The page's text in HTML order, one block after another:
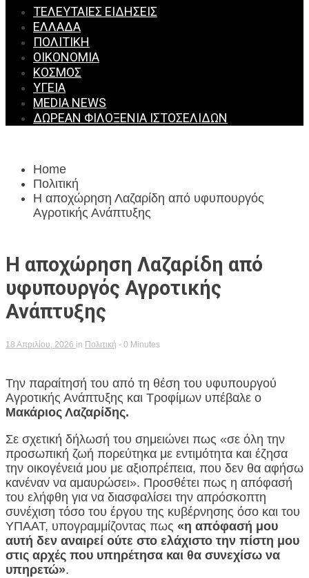
ΤΕΛΕΥΤΑΊΕΣ ΕΙΔΉΣΕΙΣ
ΕΛΛΆΔΑ
ΠΟΛΙΤΙΚΉ
ΟΙΚΟΝΟΜΊΑ
ΚΌΣΜΟΣ
ΥΓΕΊΑ
MEDIA NEWS
ΔΩΡΕΆΝ ΦΙΛΟΞΕΝΊΑ ΙΣΤΟΣΕΛΊΔΩΝ
Home
Πολιτική
Η αποχώρηση Λαζαρίδη από υφυπουργός
Αγροτικής Ανάπτυξης
Η αποχώρηση Λαζαρίδη από
υφυπουργός Αγροτικής
Ανάπτυξης
18 Απριλίου, 2026 in Πολιτική - 0 Minutes
Την παραίτησή του από τη θέση του υφυπουργού
Αγροτικής Ανάπτυξης και Τροφίμων υπέβαλε ο
Μακάριος Λαζαρίδης.
Σε σχετική δήλωσή του σημειώνει πως «σε όλη την
προσωπική ζωή πορεύτηκα με εντιμότητα και έζησα
την οικογένειά μου με αξιοπρέπεια, που δεν θα αφήσω
κανέναν να αμαυρώσει». Προσθέτει πως η απόφασή
του ελήφθη για να διασφαλίσει την απρόσκοπτη
συνέχιση τόσο του έργου της κυβέρνησης όσο και του
ΥΠΑΑΤ, υπογραμμίζοντας πως «η απόφασή μου
αυτή δεν αναιρεί ούτε στο ελάχιστο την πίστη μου
στις αρχές που υπηρέτησα και θα συνεχίσω να
υπηρετώ».